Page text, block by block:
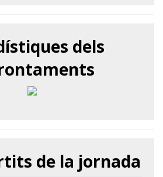
dels
de la jornada